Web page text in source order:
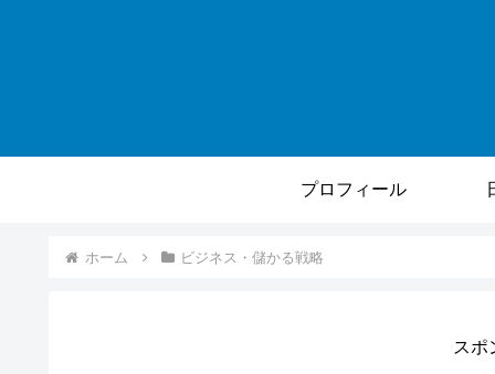
プロフィール
ホーム ビジネス・儲かる戦略
スポ